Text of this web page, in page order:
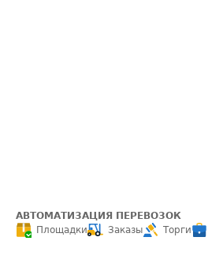
АВТОМАТИЗАЦИЯ ПЕРЕВОЗОК
Площадки
Заказы Торги